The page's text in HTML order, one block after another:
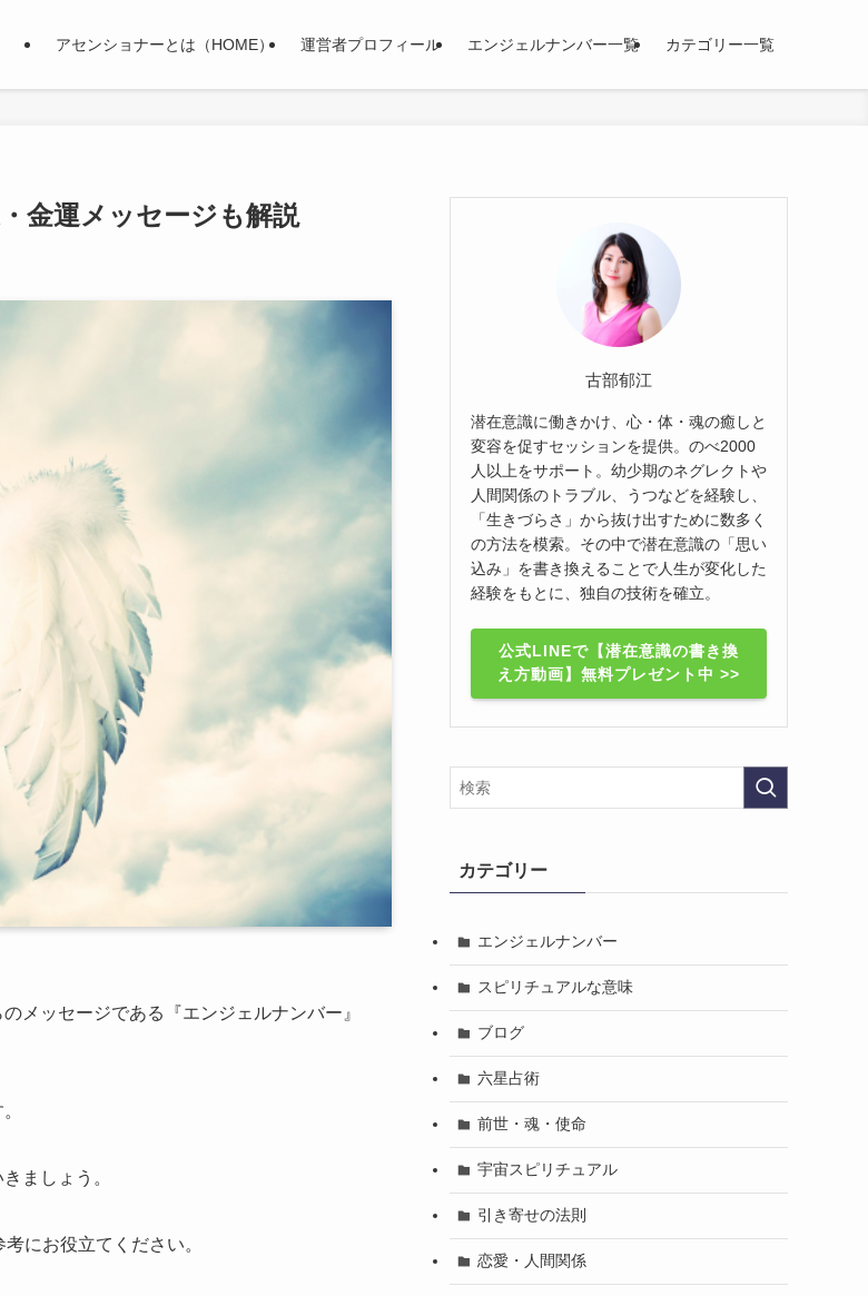
アセンショナーとは（HOME） 運営者プロフィール エンジェルナンバー一覧 カテゴリー一覧
金運メッセージも解説
メッセージである『エンジェルナンバー』
ましょう。
にお役立てください。
古部郁江
潜在意識に働きかけ、心・体・魂の癒しと
変容を促すセッションを提供。のべ2000
人以上をサポート。幼少期のネグレクトや
人間関係のトラブル、うつなどを経験し、
「生きづらさ」から抜け出すために数多く
の方法を模索。その中で潜在意識の「思い
込み」を書き換えることで人生が変化した
経験をもとに、独自の技術を確立。
公式LINEで【潜在意識の書き換
え方動画】無料プレゼント中 >>
カテゴリー
エンジェルナンバー
スピリチュアルな意味
ブログ
六星占術
前世・魂・使命
宇宙スピリチュアル
引き寄せの法則
恋愛・人間関係